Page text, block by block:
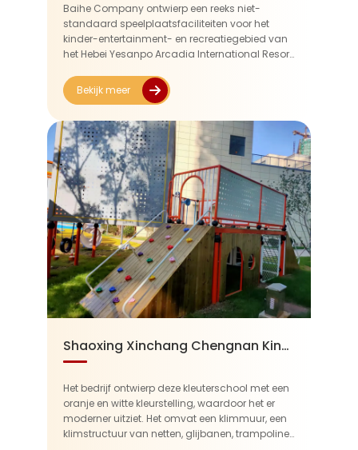
Baihe Company ontwierp een reeks niet-
standaard speelplaatsfaciliteiten voor het
kinder-entertainment- en recreatiegebied van
het Hebei Yesanpo Arcadia International Resort
klimnetten, klimframes en ...
Bekijk meer
Shaoxing Xinchang Chengnan Kindergarten
Het bedrijf ontwierp deze kleuterschool met een
oranje en witte kleurstelling, waardoor het er
moderner uitziet. Het omvat een klimmuur, een
klimstructuur van netten, glijbanen, trampolines